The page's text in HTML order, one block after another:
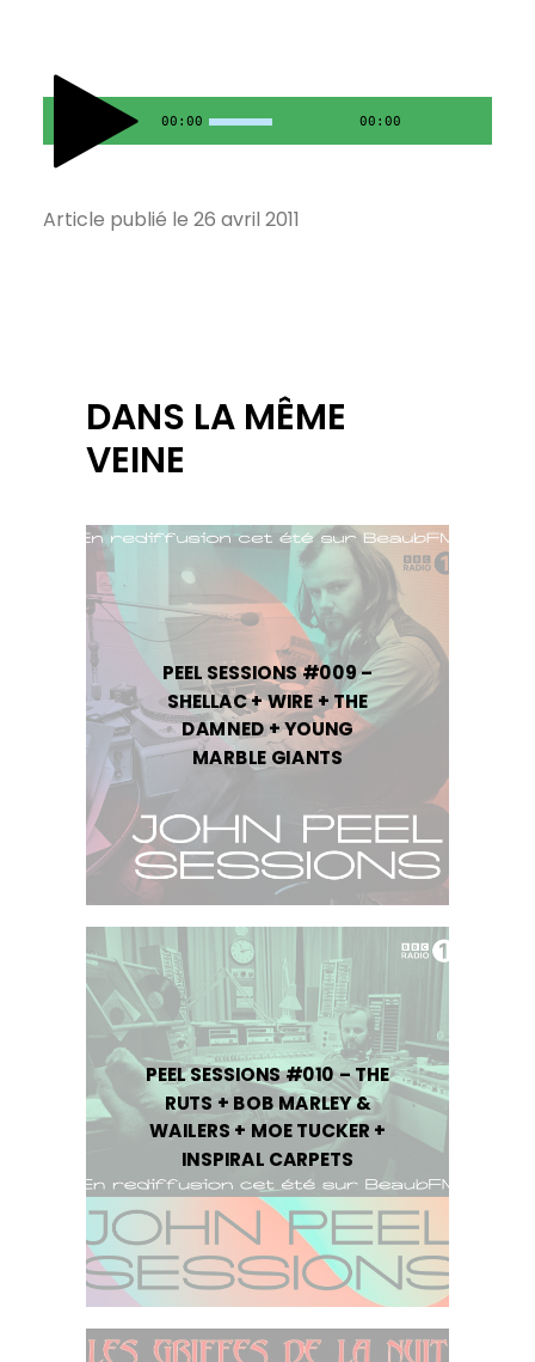
00:00 00:00
Article publié le 26 avril 2011
DANS LA MÊME
VEINE
PEEL SESSIONS #009 –
SHELLAC + WIRE + THE
DAMNED + YOUNG
MARBLE GIANTS
PEEL SESSIONS #010 – THE
RUTS + BOB MARLEY &
WAILERS + MOE TUCKER +
INSPIRAL CARPETS